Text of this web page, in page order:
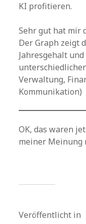
KI profitieren.
Sehr gut hat mir
Der Graph zeigt
Jahresgehalt
Verwaltung,
Kommunikation)
OK, das waren
meiner Meinung
Veröffentlicht in